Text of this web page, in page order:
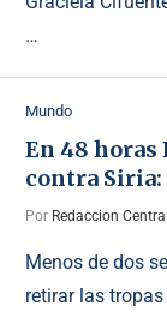
…
Mundo
En 48 horas
contra
Por Redaccion Central
Menos de dos
retirar las